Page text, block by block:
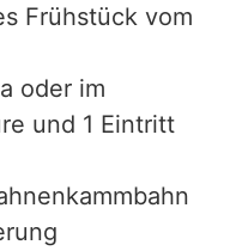
Frühstück vom
oder im
und 1 Eintritt